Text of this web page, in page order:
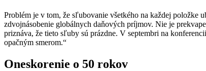
Problém je v tom, že sľubovanie všetkého na každej položke
zdvojnásobenie globálnych daňových príjmov. Nie je
priznáva, že tieto sľuby sú prázdne. V septembri na
opačným smerom.“
Oneskorenie o 50 rokov